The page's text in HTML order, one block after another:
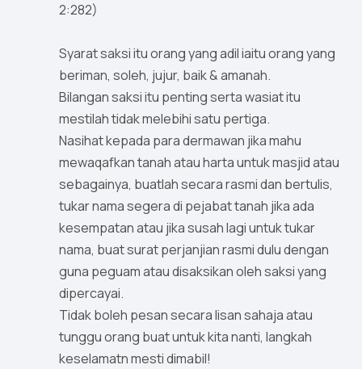
2:282)
Syarat saksi itu orang yang adil iaitu orang yang
beriman, soleh, jujur, baik & amanah.
Bilangan saksi itu penting serta wasiat itu
mestilah tidak melebihi satu pertiga.
Nasihat kepada para dermawan jika mahu
mewaqafkan tanah atau harta untuk masjid atau
sebagainya, buatlah secara rasmi dan bertulis,
tukar nama segera di pejabat tanah jika ada
kesempatan atau jika susah lagi untuk tukar
nama, buat surat perjanjian rasmi dulu dengan
guna peguam atau disaksikan oleh saksi yang
dipercayai.
Tidak boleh pesan secara lisan sahaja atau
tunggu orang buat untuk kita nanti, langkah
keselamatn mesti dimabil!